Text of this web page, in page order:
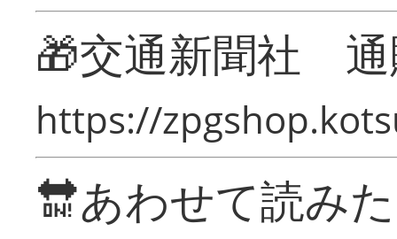
🎁交通新聞社
https://
🔛あわせて読み